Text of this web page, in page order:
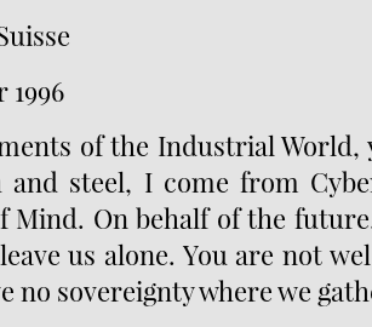
1996
of the Industrial World,
and steel, I come from
Mind. On behalf of the
us alone. You are not
no sovereignty where we